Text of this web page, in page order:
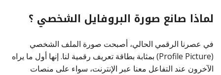
لماذا صانع صورة البروفايل الشخصي ؟
في عصرنا الرقمي الحالي، أصبحت صورة الملف الشخصي
(Profile Picture) بمثابة بطاقة تعريف رقمية لنا. إنها أول ما يراه
الآخرون عند التفاعل معنا عبر الإنترنت، سواء على منصات